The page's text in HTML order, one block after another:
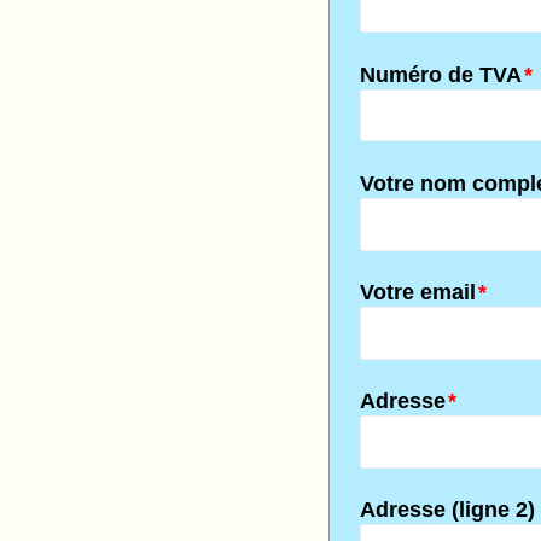
*
Numéro de TVA
Votre nom
*
Votre email
*
Adresse
Adresse (ligne 2)